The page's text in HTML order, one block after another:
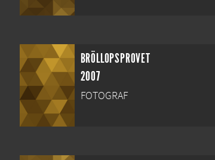
BRÖLLOPSPROVET
2007
FOTOGRAF